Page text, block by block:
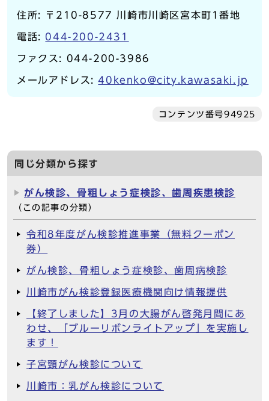
住所: 〒210-8577 川崎市川崎区宮本町1番地
電話: 044-200-2431
ファクス: 044-200-3986
メールアドレス:40kenko@city.kawasaki.jp
コンテンツ番号94925
同じ分類から探す
がん検診、骨粗しょう症検診、歯周疾患検診
（この記事の分類）
令和8年度がん検診推進事業（無料クーポン
券）
がん検診、骨粗しょう症検診、歯周病検診
川崎市がん検診登録医療機関向け情報提供
【終了しました】3月の大腸がん啓発月間にあ
わせ、「ブルーリボンライトアップ」を実施し
ます！
子宮頸がん検診について
川崎市：乳がん検診について